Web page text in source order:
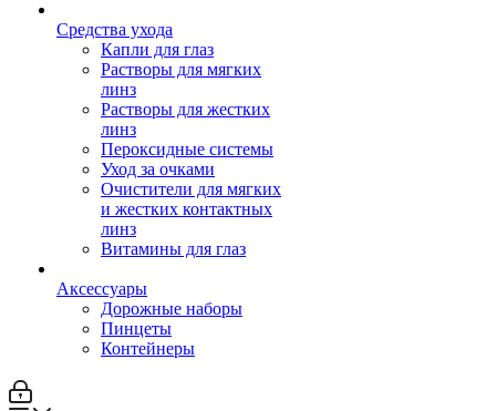
Средства ухода
Капли для глаз
Растворы для мягких
линз
Растворы для жестких
линз
Пероксидные системы
Уход за очками
Очистители для мягких
и жестких контактных
линз
Витамины для глаз
Аксессуары
Дорожные наборы
Пинцеты
Контейнеры